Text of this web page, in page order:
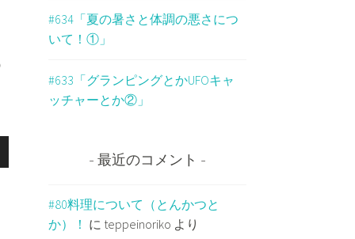
#634「夏の暑さと体調の悪さにつ
いて！①」
#633「グランピングとかUFOキャ
ッチャーとか②」
最近のコメント
#80料理について（とんかつと
か）！ に teppeinoriko より